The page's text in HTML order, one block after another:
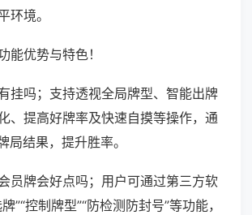
环境。
能优势与特色！
挂吗；支持透视全局牌型、智能出牌
、提高好牌率及快速自摸等操作，通
局结果，提升胜率。
员牌会好点吗；用户可通过第三方软
”“控制牌型”“防检测防封号”等功能，